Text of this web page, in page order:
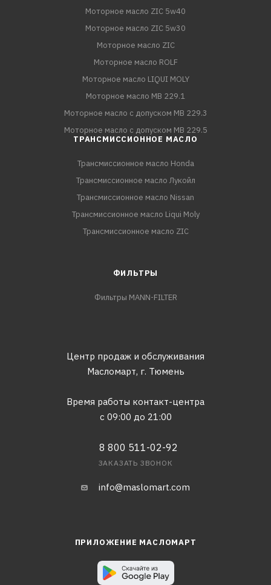
Моторное масло ZIC 5w40
Моторное масло ZIC 5w30
Моторное масло ZIC
Моторное масло ROLF
Моторное масло LIQUI MOLY
Моторное масло MB 229.1
Моторное масло с допуском MB 229.3
Моторное масло с допуском MB 229.5
ТРАНСМИССИОННОЕ МАСЛО
Трансмиссионное масло Honda
Трансмиссионное масло Лукойл
Трансмиссионное масло Nissan
Трансмиссионное масло Liqui Moly
Трансмиссионное масло ZIC
ФИЛЬТРЫ
Фильтры MANN-FILTER
Центр продаж и обслуживания
Масломарт, г. Тюмень
Время работы контакт-центра
с 09:00 до 21:00
8 800 511-02-92
ЗАКАЗАТЬ ЗВОНОК
info@maslomart.com
ПРИЛОЖЕНИЕ МАСЛОМАРТ